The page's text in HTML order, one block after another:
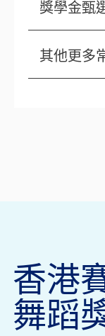
獎學金甄
其他更多
香港
舞蹈